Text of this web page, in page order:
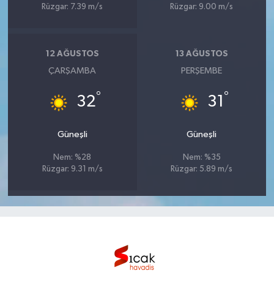
Rüzgar: 7.39 m/s
Rüzgar: 9.00 m/s
12 AĞUSTOS
ÇARŞAMBA
32°
Güneşli
Nem: %28
Rüzgar: 9.31 m/s
13 AĞUSTOS
PERŞEMBE
31 °
Güneşli
Nem: %35
Rüzgar: 5.89 m/s